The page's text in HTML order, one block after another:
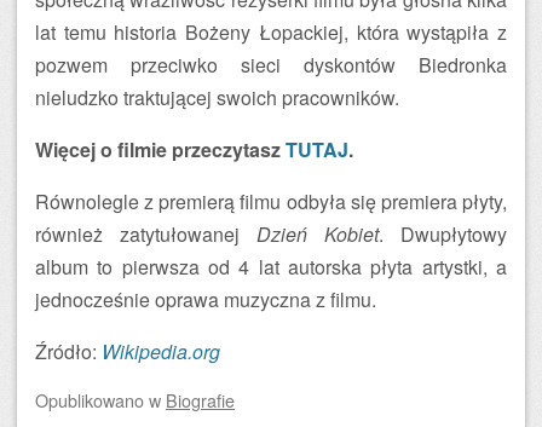
lat temu historia Bożeny Łopackiej, która wystąpiła z
pozwem przeciwko sieci dyskontów Biedronka
nieludzko traktującej swoich pracowników.
Więcej o filmie przeczytaszTUTAJ.
Równolegle z premierą filmu odbyła się premiera płyty,
również zatytułowanej Dzień Kobiet. Dwupłytowy
album to pierwsza od 4 lat autorska płyta artystki, a
jednocześnie oprawa muzyczna z filmu.
Źródło: Wikipedia.org
Opublikowanow Biografie